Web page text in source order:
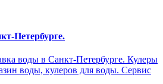
Петербурге.
воды в Санкт-Петербурге. Кулеры
воды, кулеров для воды. Сервис